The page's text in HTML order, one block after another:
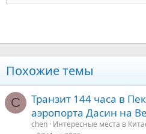
22
Times New
Похожие темы
C
Транзит 144 часа в
аэропорта Дасин на
chen Интересные места в